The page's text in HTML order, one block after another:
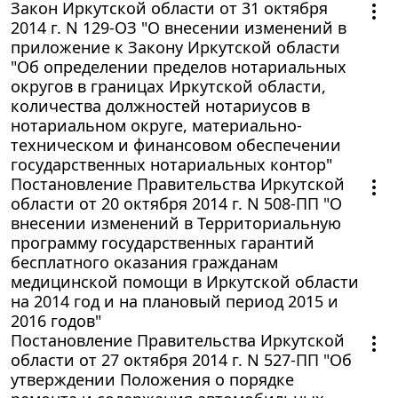
Закон Иркутской области от 31 октября
2014 г. N 129-ОЗ "О внесении изменений в
приложение к Закону Иркутской области
"Об определении пределов нотариальных
округов в границах Иркутской области,
количества должностей нотариусов в
нотариальном округе, материально-
техническом и финансовом обеспечении
государственных нотариальных контор"
Постановление Правительства Иркутской
области от 20 октября 2014 г. N 508-ПП "О
внесении изменений в Территориальную
программу государственных гарантий
бесплатного оказания гражданам
медицинской помощи в Иркутской области
на 2014 год и на плановый период 2015 и
2016 годов"
Постановление Правительства Иркутской
области от 27 октября 2014 г. N 527-ПП "Об
утверждении Положения о порядке